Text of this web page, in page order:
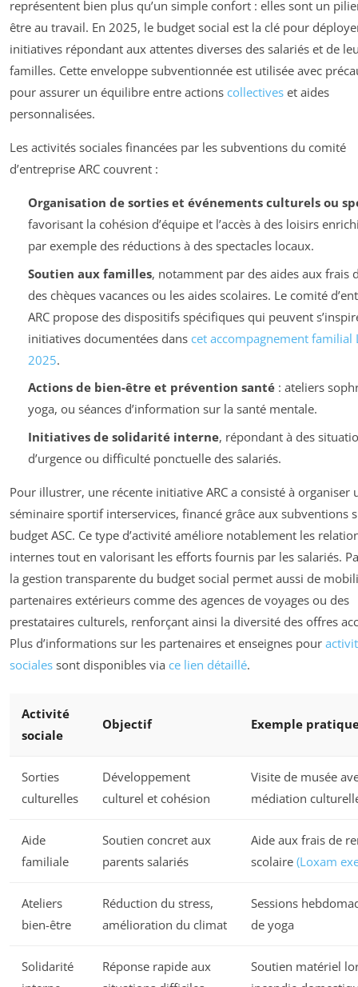
représentent bien plus qu’un simple confort : elles sont un
être au travail. En 2025, le budget social est la clé pour
initiatives répondant aux attentes diverses des salariés et de
familles. Cette enveloppe subventionnée est utilisée avec
pour assurer un équilibre entre actions collectives et aides
personnalisées.
Les activités sociales financées par les subventions du comité
d’entreprise ARC couvrent :
Organisation de sorties et événements culturels ou
favorisant la cohésion d’équipe et l’accès à des loisirs
par exemple des réductions à des spectacles locaux.
Soutien aux familles, notamment par des aides aux frais
des chèques vacances ou les aides scolaires. Le comité
ARC propose des dispositifs spécifiques qui peuvent
initiatives documentées dans cet accompagnement familial
2025.
Actions de bien-être et prévention santé: ateliers
yoga, ou séances d’information sur la santé mentale.
Initiatives de solidarité interne, répondant à des
d’urgence ou difficulté ponctuelle des salariés.
Pour illustrer, une récente initiative ARC a consisté à organiser
séminaire sportif interservices, financé grâce aux subventions
budget ASC. Ce type d’activité améliore notablement les
internes tout en valorisant les efforts fournis par les salariés.
la gestion transparente du budget social permet aussi de
partenaires extérieurs comme des agences de voyages ou des
prestataires culturels, renforçant ainsi la diversité des offres
Plus d’informations sur les partenaires et enseignes pour
sociales sont disponibles via ce lien détaillé.
Activité
sociale
Objectif Exemple
Sorties
culturelles
Développement
culturel et cohésion
Visite de musée
médiation
Aide
familiale
Soutien concret aux
parents salariés
Aide aux frais de
scolaire (Loxam
Ateliers
bien-être
Réduction du stress,
amélioration du climat
Sessions
de yoga
Solidarité
Réponse rapide aux
Soutien matériel